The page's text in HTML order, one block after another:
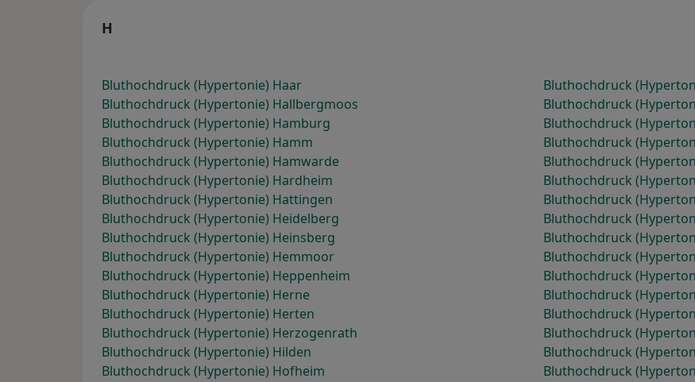
H
Bluthochdruck (Hypertonie) Haar
Bluthochdruck
Bluthochdruck (Hypertonie) Hallbergmoos
Bluthochdruck
Bluthochdruck (Hypertonie) Hamburg
Bluthochdruck
Bluthochdruck (Hypertonie) Hamm
Bluthochdruck
Bluthochdruck (Hypertonie) Hamwarde
Bluthochdruck
Bluthochdruck (Hypertonie) Hardheim
Bluthochdruck
Bluthochdruck (Hypertonie) Hattingen
Bluthochdruck
Bluthochdruck (Hypertonie) Heidelberg
Bluthochdruck
Bluthochdruck (Hypertonie) Heinsberg
Bluthochdruck
Bluthochdruck (Hypertonie) Hemmoor
Bluthochdruck
Bluthochdruck (Hypertonie) Heppenheim
Bluthochdruck
Bluthochdruck (Hypertonie) Herne
Bluthochdruck
Bluthochdruck (Hypertonie) Herten
Bluthochdruck
Bluthochdruck (Hypertonie) Herzogenrath
Bluthochdruck
Bluthochdruck (Hypertonie) Hilden
Bluthochdruck
Bluthochdruck (Hypertonie) Hofheim
Bluthochdruck